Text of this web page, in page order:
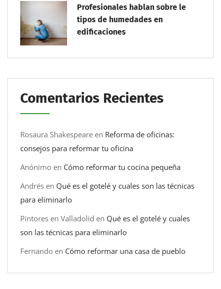
Profesionales hablan sobre le
tipos de humedades en
edificaciones
Comentarios Recientes
Rosaura Shakespeare en Reforma de oficinas:
consejos para reformar tu oficina
Anónimo en Cómo reformar tu cocina pequeña
Andrés en Qué es el gotelé y cuales son las técnicas
para eliminarlo
Pintores en Valladolid en Qué es el gotelé y cuales
son las técnicas para eliminarlo
Fernando en Cómo reformar una casa de pueblo